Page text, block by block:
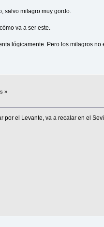
salvo milagro muy gordo.
va a ser este.
lógicamente. Pero los milagros
»
por el Levante, va a recalar en el